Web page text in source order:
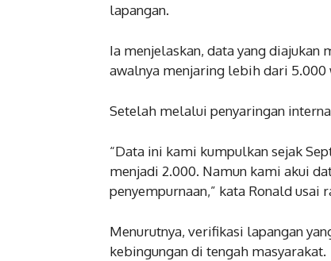
lapangan.
Ia menjelaskan, data yang diajukan
awalnya menjaring lebih dari
Setelah melalui penyaringan
“Data ini kami kumpulkan sejak
menjadi 2.000. Namun kami akui
penyempurnaan,” kata Ronald usai
Menurutnya, verifikasi lapangan
kebingungan di tengah masyarakat.